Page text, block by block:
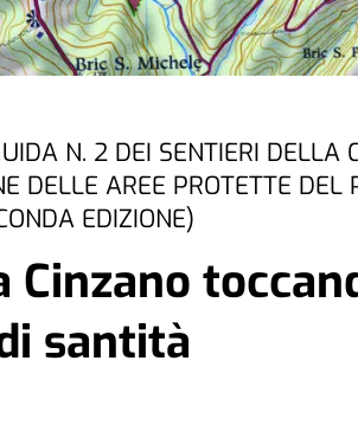
N. 2 DEI SENTIERI DELLA
DELLE AREE PROTETTE DEL
EDIZIONE)
santità